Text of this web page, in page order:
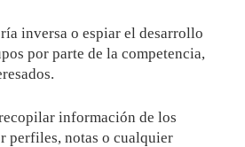
inversa o espiar el desarrollo
por parte de la competencia,
información de los
perfiles, notas o cualquier